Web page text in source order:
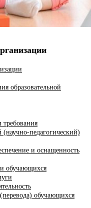
образовательной
требования
(научно-педагогический)
и оснащенность
обучающихся
обучающихся